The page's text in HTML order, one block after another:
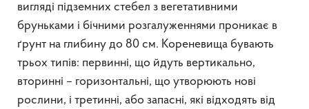
вигляді підземних стебел з вегетативними
бруньками і бічними розгалуженнями проникає в
ґрунт на глибину до 80 см. Кореневища бувають
трьох типів: первинні, що йдуть вертикально,
вторинні – горизонтальні, що утворюють нові
рослини, і третинні, або запасні, які відходять від